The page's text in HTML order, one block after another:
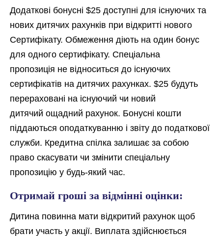
Додаткові бонусні $25 доступні для існуючих та
нових дитячих рахунків при відкритті нового
Сертифікату. Обмеження діють на один бонус
для одного сертифікату. Спеціальна
пропозиція не відноситься до існуючих
сертифікатів на дитячих рахунках. $25 будуть
перераховані на існуючий чи новий
дитячий ощадний рахунок. Бонусні кошти
піддаються оподаткуванню і звіту до податкової
служби. Кредитна спілка залишає за собою
право скасувати чи змінити спеціальну
пропозицію у будь-який час.
Отримай гроші за відмінні оцінки:
Дитина повинна мати відкритий рахунок щоб
брати участь у акції. Виплата здійснюється